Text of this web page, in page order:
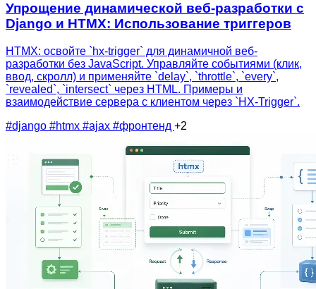
Упрощение динамической веб-разработки с
Django и HTMX: Использование триггеров
HTMX: освойте `hx-trigger` для динамичной веб-
разработки без JavaScript. Управляйте событиями (клик,
ввод, скролл) и применяйте `delay`, `throttle`, `every`,
`revealed`, `intersect` через HTML. Примеры и
взаимодействие сервера с клиентом через `HX-Trigger`.
#django #htmx #ajax #фронтенд +2